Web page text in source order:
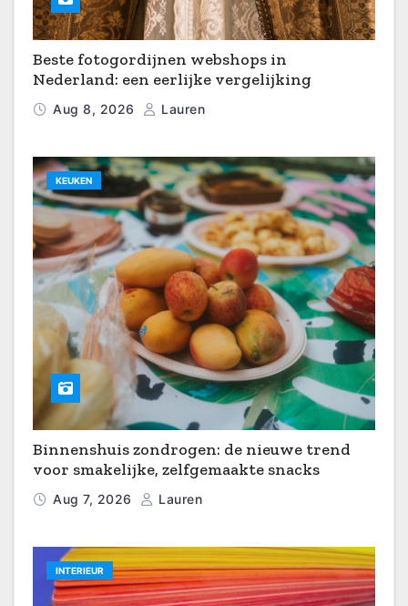
Beste fotogordijnen webshops in
Nederland: een eerlijke vergelijking
Aug 8, 2026 Lauren
KEUKEN
Binnenshuis zondrogen: de nieuwe trend
voor smakelijke, zelfgemaakte snacks
Aug 7, 2026 Lauren
INTERIEUR